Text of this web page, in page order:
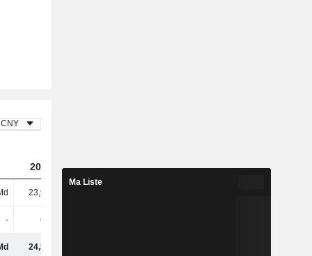
CNY
2023 2024 2025
23,93 Md
- 600 M
24,53 Md
Ma Liste